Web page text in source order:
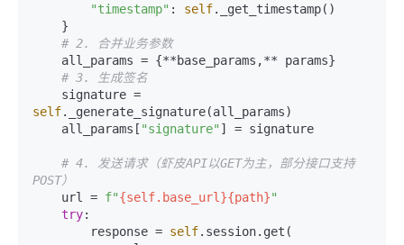
"timestamp" : self._get_timestamp()
# 2. 合并业务参数
# 3. 生成签名
self._generate_signature(all_params)
    all_params[
"signature" ] = signature
# 4. 发送请求（虾皮API以GET为主，部分接口支持
POST）
    url =
f"{self.base_url}{path}"
try:
        response =
self.session.get(